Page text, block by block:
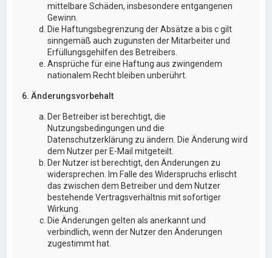
mittelbare Schäden, insbesondere entgangenen
Gewinn.
Die Haftungsbegrenzung der Absätze a bis c gilt
sinngemäß auch zugunsten der Mitarbeiter und
Erfüllungsgehilfen des Betreibers.
Ansprüche für eine Haftung aus zwingendem
nationalem Recht bleiben unberührt.
6. Änderungsvorbehalt
Der Betreiber ist berechtigt, die
Nutzungsbedingungen und die
Datenschutzerklärung zu ändern. Die Änderung wird
dem Nutzer per E-Mail mitgeteilt.
Der Nutzer ist berechtigt, den Änderungen zu
widersprechen. Im Falle des Widerspruchs erlischt
das zwischen dem Betreiber und dem Nutzer
bestehende Vertragsverhältnis mit sofortiger
Wirkung.
Die Änderungen gelten als anerkannt und
verbindlich, wenn der Nutzer den Änderungen
zugestimmt hat.